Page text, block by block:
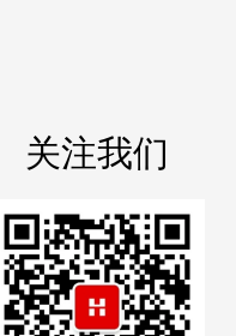
关注我们